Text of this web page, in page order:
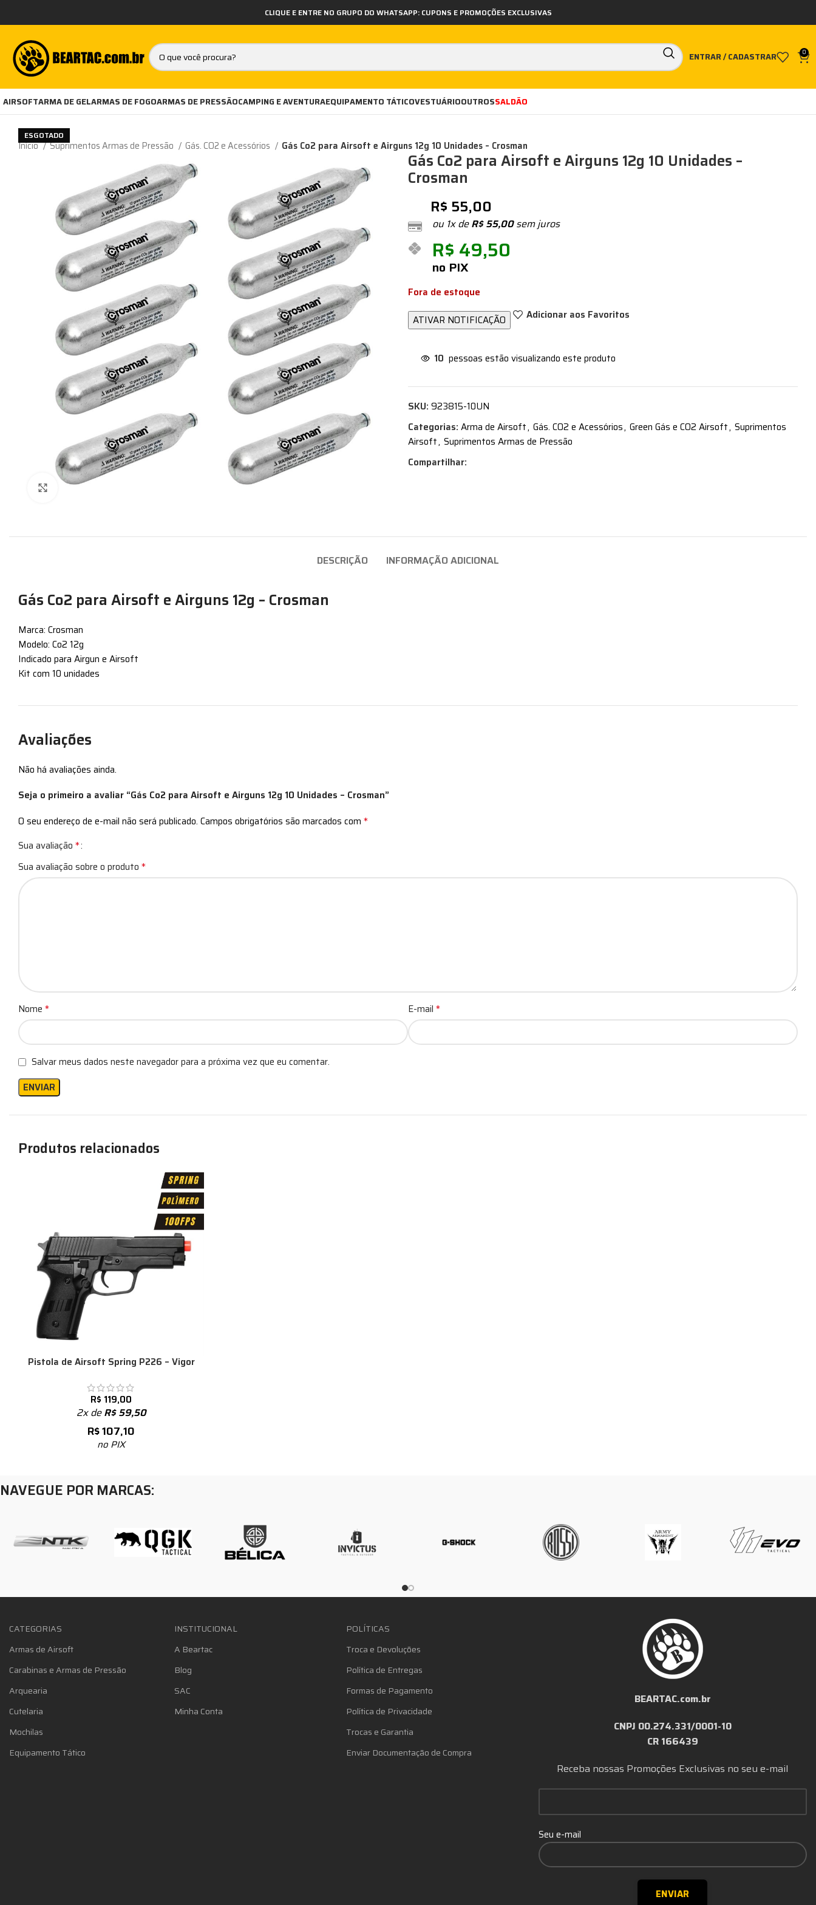
CLIQUE E ENTRE NO GRUPO DO WHATSAPP: CUPONS E PROMOÇÕES EXCLUSIVAS
ENTRAR / CADASTRAR 0
AIRSOFTARMA DE GELARMAS DE FOGOARMAS DE PRESSÃOCAMPING E AVENTURAEQUIPAMENTO TÁTICOVESTUÁRIOOUTROSSALDÃO
Início Suprimentos Armas de Pressão Gás. CO2 e Acessórios Gás Co2 para Airsoft e Airguns 12g 10 Unidades – Crosman
ESGOTADO
Expandir
Gás Co2 para Airsoft e Airguns 12g 10 Unidades –
Crosman
R$ 55,00
ou 1x deR$55,00sem juros
R$ 49,50
no PIX
Fora de estoque
Adicionar aos Favoritos
10 pessoas estão visualizando este produto
SKU: 923815-10UN
Categorias: Arma de Airsoft, Gás. CO2 e Acessórios, Green Gás e CO2 Airsoft, Suprimentos
Airsoft, Suprimentos Armas de Pressão
Compartilhar:
DESCRIÇÃO INFORMAÇÃO ADICIONAL
Gás Co2 para Airsoft e Airguns 12g – Crosman
Marca: Crosman
Modelo: Co2 12g
Indicado para Airgun e Airsoft
Kit com 10 unidades
Avaliações
Não há avaliações ainda.
Seja o primeiro a avaliar “Gás Co2 para Airsoft e Airguns 12g 10 Unidades – Crosman”
O seu endereço de e-mail não será publicado. Campos obrigatórios são marcados com *
Sua avaliação *
Sua avaliação sobre o produto *
Nome * E-mail *
Salvar meus dados neste navegador para a próxima vez que eu comentar.
Produtos relacionados
Pistola de Airsoft Spring P226 – Vigor
R$ 119,00
2x deR$59,50
R$107,10
no PIX
NAVEGUE POR MARCAS:
CATEGORIAS
Armas de Airsoft
Carabinas e Armas de Pressão
Arquearia
Cutelaria
Mochilas
Equipamento Tático
INSTITUCIONAL
A Beartac
Blog
SAC
Minha Conta
POLÍTICAS
Troca e Devoluções
Política de Entregas
Formas de Pagamento
Política de Privacidade
Trocas e Garantia
Enviar Documentação de Compra
BEARTAC.com.br
CNPJ 00.274.331/0001-10
CR 166439
Receba nossas Promoções Exclusivas no seu e-mail
Seu e-mail